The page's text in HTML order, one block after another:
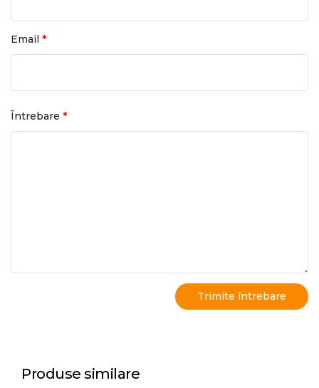
Email *
Întrebare *
Produse similare